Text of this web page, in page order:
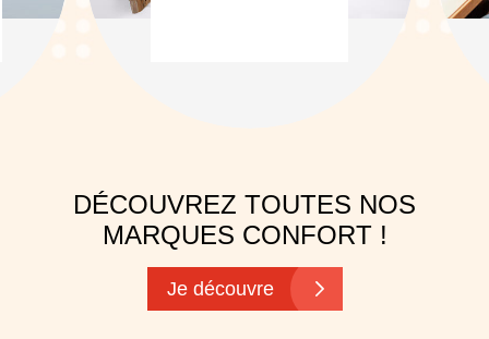
DÉCOUVREZ TOUTES NOS
MARQUES CONFORT !
Je découvre